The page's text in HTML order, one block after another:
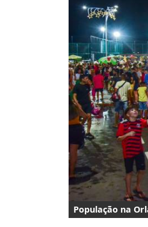
População na